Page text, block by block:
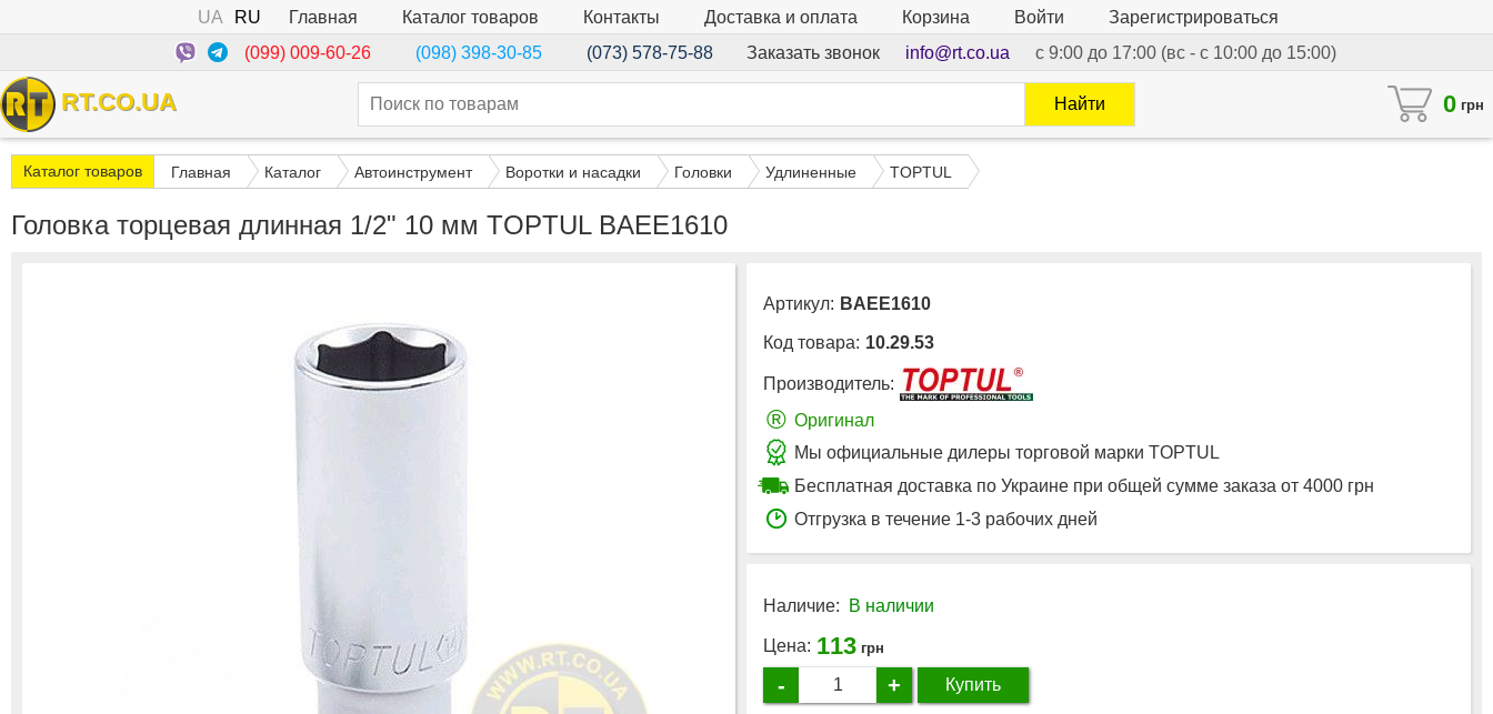
UA RU Главная Каталог товаров Контакты Доставка и оплата Корзина Войти
Зарегистрироваться
(099) 009-60-26
(098) 398-30-85 (073) 578-75-88 Заказать звонок info@rt.co.ua с 9:00 до 17:00 (вс - с 10:00 до 15:00)
RT.CO.UA 0 грн
Найти
Каталог товаров Главная Каталог Автоинструмент Воротки и насадки Головки Удлиненные TOPTUL
Головка торцевая длинная 1/2" 10 мм TOPTUL BAEE1610
Артикул: BAEE1610
Код товара: 10.29.53
Производитель:
® Оригинал
Мы официальные дилеры торговой марки TOPTUL
Бесплатная доставка по Украине при общей сумме заказа от 4000 грн
Отгрузка в течение 1-3 рабочих дней
Наличие: В наличии
Цена: 113 грн
- + Купить